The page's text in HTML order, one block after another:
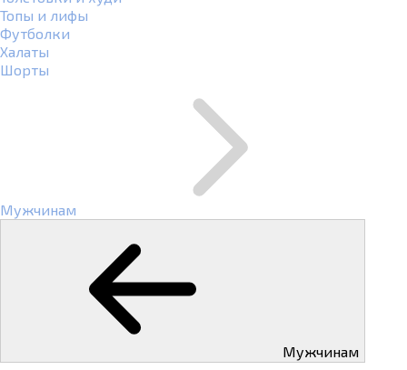
Топы и лифы
Футболки
Халаты
Шорты
Мужчинам
Мужчинам